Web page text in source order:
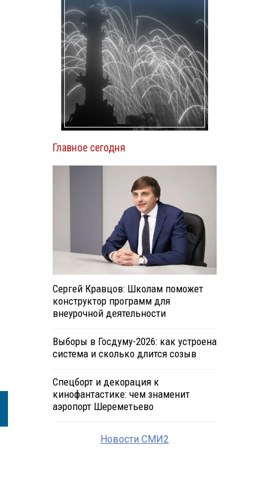
Главное сегодня
Сергей Кравцов: Школам поможет
конструктор программ для
внеурочной деятельности
Выборы в Госдуму-2026: как устроена
система и сколько длится созыв
Спецборт и декорация к
кинофантастике: чем знаменит
аэропорт Шереметьево
Новости СМИ2